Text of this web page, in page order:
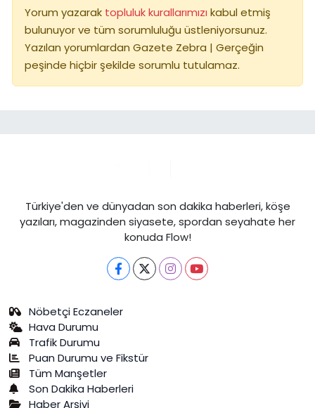
Yorum yazarak topluluk kurallarımızı kabul etmiş
bulunuyor ve tüm sorumluluğu üstleniyorsunuz.
Yazılan yorumlardan Gazete Zebra | Gerçeğin
peşinde hiçbir şekilde sorumlu tutulamaz.
Türkiye'den ve dünyadan son dakika haberleri, köşe
yazıları, magazinden siyasete, spordan seyahate her
konuda Flow!
Nöbetçi Eczaneler
Hava Durumu
Trafik Durumu
Puan Durumu ve Fikstür
Tüm Manşetler
Son Dakika Haberleri
Haber Arşivi